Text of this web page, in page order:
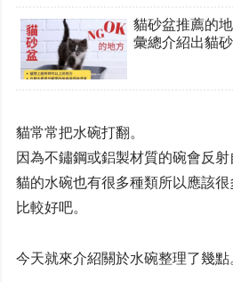
貓砂盆推薦的
彙總介紹出貓
貓常常把水碗打翻。
因為不鏽鋼或鋁製材質的碗會反射
貓的水碗也有很多種類所以應該
比較好吧。
今天就來介紹關於水碗整理了幾點